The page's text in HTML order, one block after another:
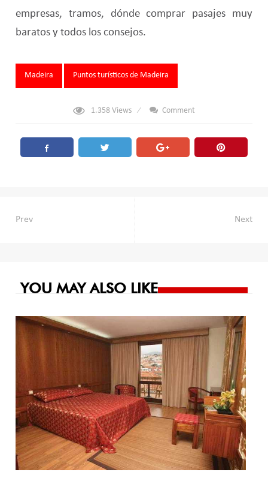
empresas, tramos, dónde comprar pasajes muy
baratos y todos los consejos.
Tags:
Madeira Puntos turísticos de Madeira
1.358 Views Comment
Navegación
Prev Next
YOU MAY ALSO LIKE